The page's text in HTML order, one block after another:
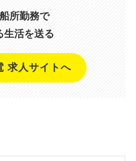
所勤務で
生活を送る
求人サイトへ